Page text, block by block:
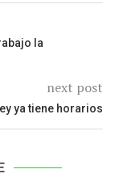
la
next post
ya tiene horarios